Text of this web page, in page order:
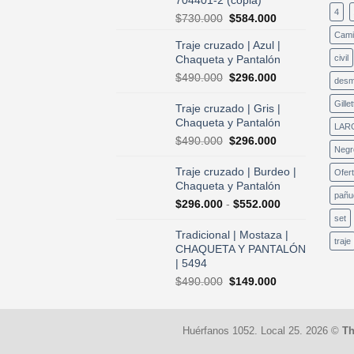
$730.000 El
original
era:
$730.000.
$584.000El
es:
$584.000.
Traje cruzado | Azul |
Chaqueta y Pantalón
$490.000 El
original
era:
$490.000.
$296.000El
actual
es:
Traje cruzado | Gris |
Chaqueta y Pantalón
$490.000 El
original
era:
$490.000.
$296.000El
actual
es:
$296.000.
Traje cruzado | Burdeo |
Chaqueta y Pantalón
$296.000 - $552.000Rango
precios:
desde
Tradicional | Mostaza |
CHAQUETA Y PANTALÓN
| 5494
$490.000 El
era:
$490.000.
$149.000El
es:
$149.000.
4
civil
set
traje
Huérfanos 1052. Local 25. 2026 ©